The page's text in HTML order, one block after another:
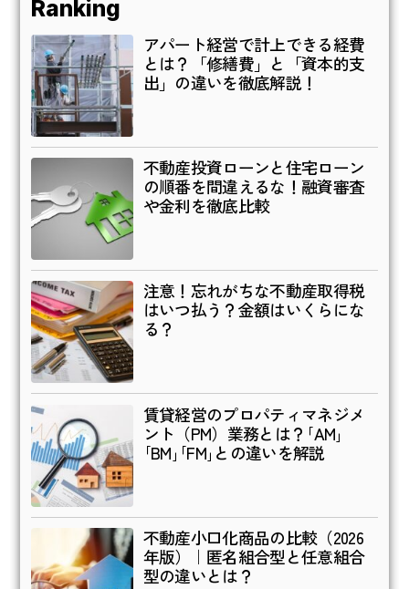
Ranking
アパート経営で計上できる経費
とは？「修繕費」と「資本的支
出」の違いを徹底解説！
不動産投資ローンと住宅ローン
の順番を間違えるな！融資審査
や金利を徹底比較
注意！忘れがちな不動産取得税
はいつ払う？金額はいくらにな
る？
賃貸経営のプロパティマネジメ
ント（PM）業務とは？｢AM｣
｢BM｣｢FM｣との違いを解説
不動産小口化商品の比較（2026
年版）｜匿名組合型と任意組合
型の違いとは？